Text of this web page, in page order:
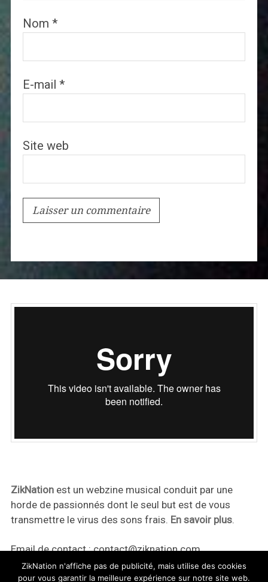
Nom *
E-mail *
Site web
ZikNationest un webzine musical conduit par une
horde de passionnés dont le seul but est de vous
transmettre le virus des sons frais. En savoir plus.
Email de contact :contact@ziknation.com
ZikNation n'affiche pas de publicité, mais utilise des cookies
pour vous garantir la meilleure expérience sur notre site web.